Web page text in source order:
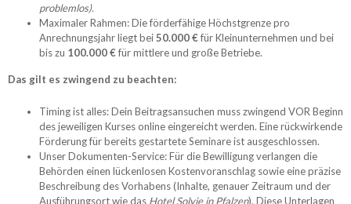
problemlos).
Maximaler Rahmen: Die förderfähige Höchstgrenze pro
Anrechnungsjahr liegt bei50.000 €für Kleinunternehmen und bei
bis zu 100.000 €für mittlere und große Betriebe.
Das gilt es zwingend zu beachten:
Timing ist alles: Dein Beitragsansuchen muss zwingend VOR Beginn
des jeweiligen Kurses online eingereicht werden. Eine rückwirkende
Förderung für bereits gestartete Seminare ist ausgeschlossen.
Unser Dokumenten-Service: Für die Bewilligung verlangen die
Behörden einen lückenlosen Kostenvoranschlag sowie eine präzise
Beschreibung des Vorhabens (Inhalte, genauer Zeitraum und der
Ausführungsort wie das Hotel Solvie in Pfalzen). Diese Unterlagen